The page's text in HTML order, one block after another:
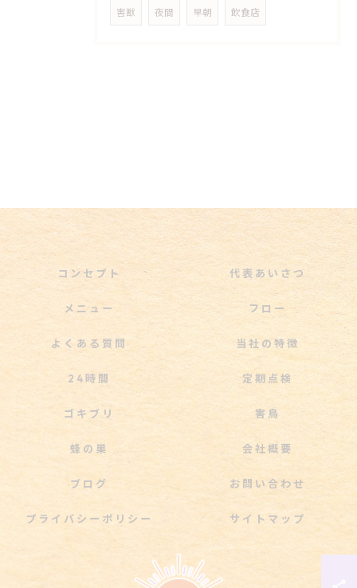
害獣 夜間 早朝 飲食店
コンセプト 代表あいさつ
メニュー フロー
よくある質問 当社の特徴
24時間 定期点検
ゴキブリ 害鳥
蜂の巣 会社概要
ブログ お問い合わせ
プライバシーポリシー サイトマップ